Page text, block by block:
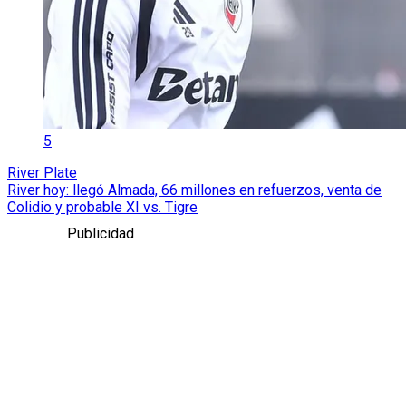
5
River Plate
River hoy: llegó Almada, 66 millones en refuerzos, venta de
Colidio y probable XI vs. Tigre
Publicidad